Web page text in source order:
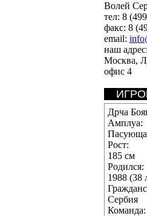
Волей
тел: 8
факс: 8
email:
наш адрес:
Москва,
офис 4
Дрча
Амплуа:
Рост:
185 см
Родился:
1988 (38
Сербия
Команда: